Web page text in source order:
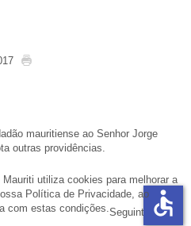
mauritiense ao Senhor Jorge
outras providências.
Seguinte
utiliza cookies para melhorar a
Política de Privacidade, ao
com estas condições.
accessible